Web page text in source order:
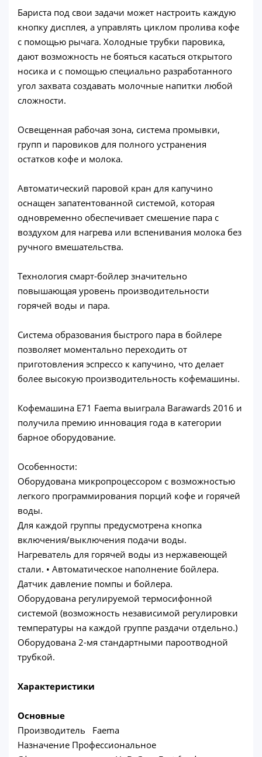
Бариста под свои задачи может настроить каждую
кнопку дисплея, а управлять циклом пролива кофе
с помощью рычага. Холодные трубки паровика,
дают возможность не бояться касаться открытого
носика и с помощью специально разработанного
угол захвата создавать молочные напитки любой
сложности.
Освещенная рабочая зона, система промывки,
групп и паровиков для полного устранения
остатков кофе и молока.
Автоматический паровой кран для капучино
оснащен запатентованной системой, которая
одновременно обеспечивает смешение пара с
воздухом для нагрева или вспенивания молока без
ручного вмешательства.
Технология смарт-бойлер значительно
повышающая уровень производительности
горячей воды и пара.
Система образования быстрого пара в бойлере
позволяет моментально переходить от
приготовления эспрессо к капучино, что делает
более высокую производительность кофемашины.
Кофемашина Е71 Faema выиграла Barawards 2016 и
получила премию инновация года в категории
барное оборудование.
Особенности:
Оборудована микропроцессором с возможностью
легкого программирования порций кофе и горячей
воды.
Для каждой группы предусмотрена кнопка
включения/выключения подачи воды.
Нагреватель для горячей воды из нержавеющей
стали. • Автоматическое наполнение бойлера.
Датчик давление помпы и бойлера.
Оборудована регулируемой термосифонной
системой (возможность независимой регулировки
температуры на каждой группе раздачи отдельно.)
Оборудована 2-мя стандартными пароотводной
трубкой.
Характеристики
Основные
Производитель Faema
Назначение Профессиональное